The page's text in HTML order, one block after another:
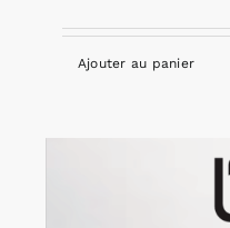
Ajouter au panier